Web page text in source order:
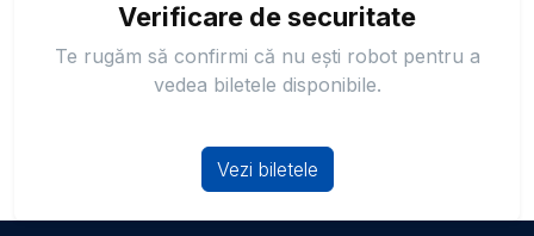
Verificare de securitate
Te rugăm să confirmi că nu ești robot pentru a
vedea biletele disponibile.
Vezi biletele